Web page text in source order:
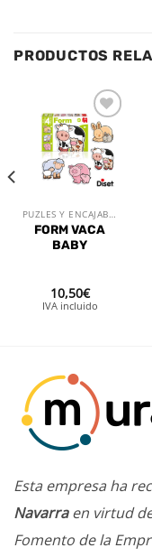
PRODUCTOS
Añadir
a la
lista de
deseos
PUZLES Y ENCAJABLES
FORM VACA
BABY
10,50€
IVA incluido
Esta empresa ha
Navarraen virtud
Fomento de la